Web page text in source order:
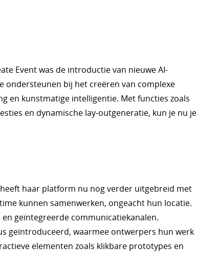
Event was de introductie van nieuwe AI-
bij het creëren van complexe
en kunstmatige intelligentie. Met functies zoals
en dynamische lay-outgeneratie, kun je nu je
haar platform nu nog verder uitgebreid met
kunnen samenwerken, ongeacht hun locatie.
geïntegreerde communicatiekanalen.
geïntroduceerd, waarmee ontwerpers hun werk
elementen zoals klikbare prototypes en